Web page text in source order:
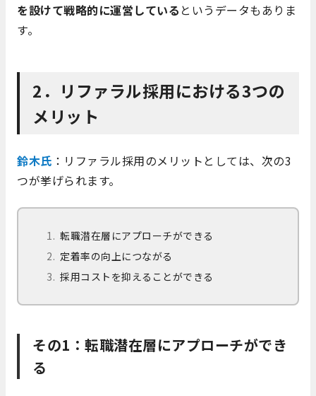
を設けて戦略的に運営している というデータもありま
す。
2．リファラル採用における3つの
メリット
鈴木氏 ：リファラル採用のメリットとしては、次の3
つが挙げられます。
転職潜在層にアプローチができる
定着率の向上につながる
採用コストを抑えることができる
その1：転職潜在層にアプローチができ
る